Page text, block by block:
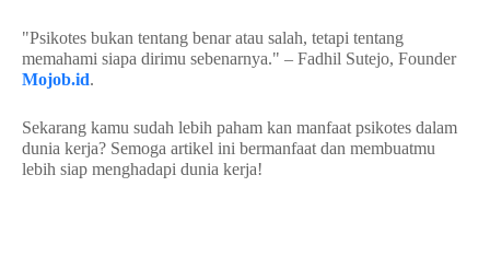
"Psikotes bukan tentang benar atau salah, tetapi tentang
memahami siapa dirimu sebenarnya." – Fadhil Sutejo, Founder
Mojob.id.
Sekarang kamu sudah lebih paham kan manfaat psikotes dalam
dunia kerja? Semoga artikel ini bermanfaat dan membuatmu
lebih siap menghadapi dunia kerja!